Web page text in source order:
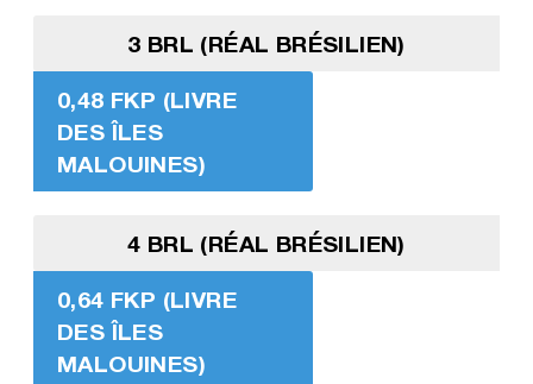
3 BRL (RÉAL BRÉSILIEN)
0,48 FKP (LIVRE
DES ÎLES
MALOUINES)
4 BRL (RÉAL BRÉSILIEN)
0,64 FKP (LIVRE
DES ÎLES
MALOUINES)